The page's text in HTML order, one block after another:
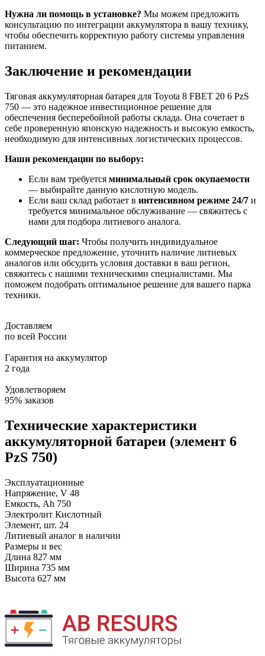
Нужна ли помощь в установке? Мы можем предложить
консультацию по интеграции аккумулятора в вашу технику,
чтобы обеспечить корректную работу системы управления
питанием.
Заключение и рекомендации
Тяговая аккумуляторная батарея для Toyota 8 FBET 20 6 PzS
750 — это надежное инвестиционное решение для
обеспечения бесперебойной работы склада. Она сочетает в
себе проверенную японскую надежность и высокую емкость,
необходимую для интенсивных логистических процессов.
Наши рекомендации по выбору:
Если вам требуется минимальный срок окупаемости
— выбирайте данную кислотную модель.
Если ваш склад работает в интенсивном режиме 24/7 и
требуется минимальное обслуживание — свяжитесь с
нами для подбора литиевого аналога.
Следующий шаг: Чтобы получить индивидуальное
коммерческое предложение, уточнить наличие литиевых
аналогов или обсудить условия доставки в ваш регион,
свяжитесь с нашими техническими специалистами. Мы
поможем подобрать оптимальное решение для вашего парка
техники.
Доставляем
по всей России
Гарантия на аккумулятор
2 года
Удовлетворяем
95% заказов
Технические характеристики
аккумуляторной батареи (элемент 6
PzS 750)
Эксплуатационные
Напряжение, V 48
Емкость, Ah 750
Электролит Кислотный
Элемент, шт. 24
Литиевый аналог в наличии
Размеры и вес
Длина 827 мм
Ширина 735 мм
Высота 627 мм